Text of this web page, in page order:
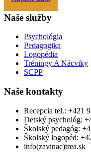
Naše služby
Psychológia
Pedagogika
Logopédia
Tréningy A Nácviky
SCPP
Naše kontakty
Recepcia tel.: +421
Detský psychológ:
Školský pedagóg:
Školský logopéd:
info(zavinac)trea.sk